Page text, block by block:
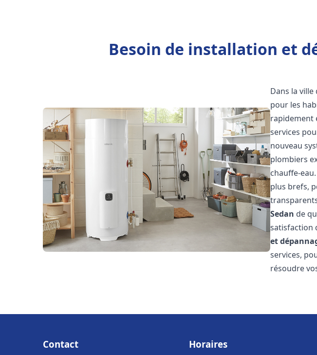
Besoin de installation et
Dans la
pour les
rapidement
services
nouveau
plombiers
chauffe-
plus brefs,
Sedan de
satisfaction
et
services,
résoudre
Contact Horaires